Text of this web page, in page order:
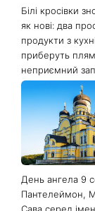
Білі кросівки
як нові: два
продукти з
приберуть
неприємний
День ангела 9
Пантелеймон,
Сава серед